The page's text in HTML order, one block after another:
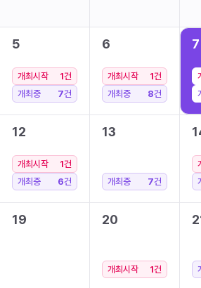
5
개최시작 1건
개최중
7건
6
개최시작 1건
개최중
8건
7
12
개최시작 1건
개최중
6건
13
개최중 7건
19 20
개최시작 1건